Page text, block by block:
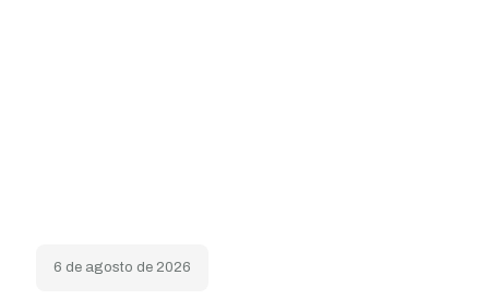
6 de agosto de 2026